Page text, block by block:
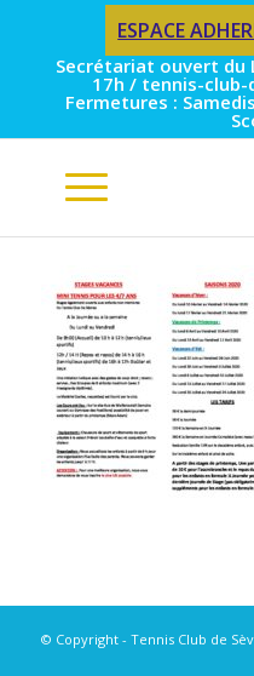
ESPACE
Secrétariat ouvert du
17h / tennis-
Fermetures :
© Copyright - Tennis Club de